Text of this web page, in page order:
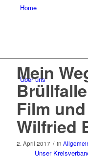
Home
Über uns
Unser
Mein
Film
Wilfried
2. April 2017 / in